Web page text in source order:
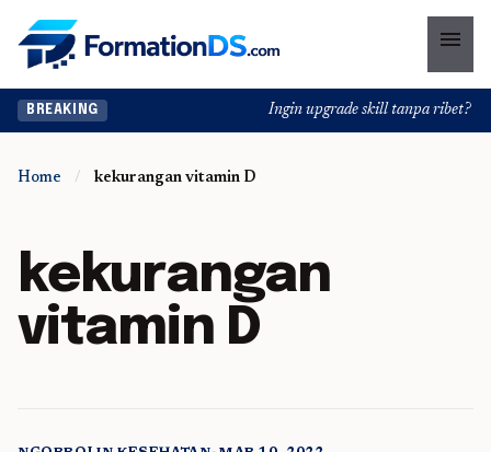
menu
BREAKING Ingin upgrade skill tanpa ribet?
Home / kekurangan vitamin D
kekurangan
vitamin D